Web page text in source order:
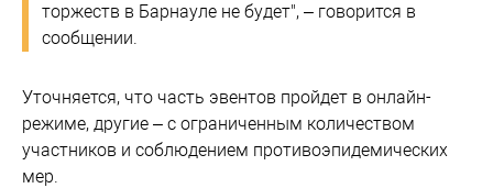
торжеств в Барнауле не будет", – говорится в
сообщении.
Уточняется, что часть эвентов пройдет в онлайн-
режиме, другие – с ограниченным количеством
участников и соблюдением противоэпидемических
мер.